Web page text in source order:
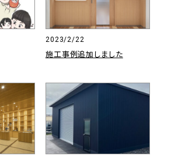
2023/2/22
施工事例追加しました